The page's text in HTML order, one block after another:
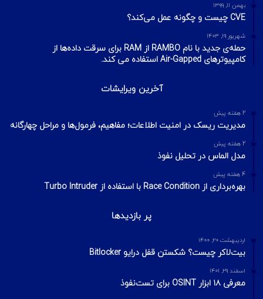
بهمن ۱۱, ۱۳۹۹
CVE چیست و چگونه عمل می‌کند؟
شهریور ۱۹, ۱۴۰۳
حمله‌ی جدید با نام RAMBO از RAM برای سرقت داده‌ها از
کامپیوترهای Air-Gapped استفاده می کند.
آخرین ویرایشات
2 هفته پیش
مدیریت ریسک در امنیت اطلاعات؛ مفاهیم، فرمول‌ها و مراحل چهارگانه
2 هفته پیش
مدل الماس در تحلیل نفوذ
4 هفته پیش
بهره‌برداری از Race Condition با استفاده از Turbo Intruder
پر بازدیدها
اردیبهشت ۲۰, ۱۴۰۰
بیت‌لاکر چیست؟ شکستن قفل درایو Bitlocker
اسفند ۲۹, ۱۴۰۱
معرفی ۱۸ ابزار OSINT برای تست‌نفوذ